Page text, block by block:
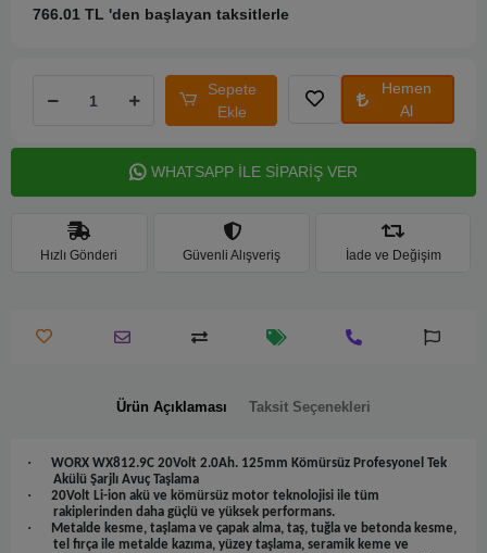
766.01 TL 'den başlayan taksitlerle
Sepete
Ekle
Hemen
Al
WHATSAPP İLE SİPARİŞ VER
Hızlı Gönderi Güvenli Alışveriş İade ve Değişim
Ürün Açıklaması Taksit Seçenekleri
·
WORX WX812.9C 20Volt 2.0Ah. 125mm Kömürsüz Profesyonel Tek
Akülü Şarjlı Avuç Taşlama
·
20Volt Li-ion akü ve kömürsüz motor teknolojisi ile tüm
rakiplerinden daha güçlü ve yüksek performans.
·
Metalde kesme, taşlama ve çapak alma, taş, tuğla ve betonda kesme,
tel fırça ile metalde kazıma, yüzey taşlama, seramik keme ve